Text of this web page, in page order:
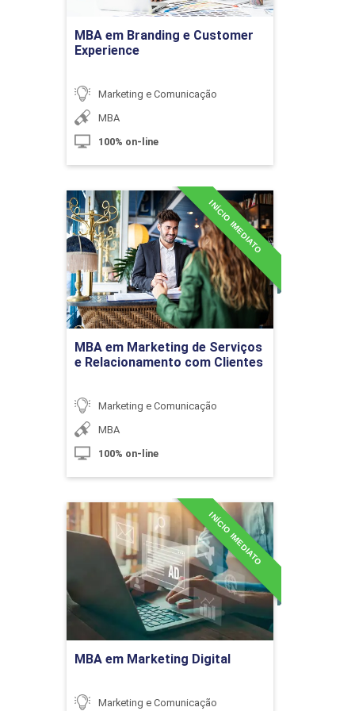
10h
Postura em Eventos e Solenidades
Briefing e Checklist em Eventos
10h
Gestão de Serviços e Fornecedores
em Eventos
10h
Técnica de Coordenação e Recepção
de Eventos
10h
MBA em Branding e Customer
Experience
Marketing e Comunicação
MBA
100% on-line
Ir para Inscrição
MBA em Marketing de Serviços
e Relacionamento com Clientes
INÍCIO IMEDIATO
Marketing e Comunicação
MBA
100% on-line
MBA em Marketing de
Serviços e Relacionamento
com Clientes
Detalhes do curso
MBA em Marketing Digital
INÍCIO IMEDIATO
Marketing e Comunicação
MBA em Marketing Digital
Detalhes do curso
Ir para Inscrição